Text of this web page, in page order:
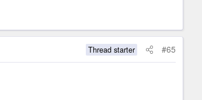
Thread starter #65